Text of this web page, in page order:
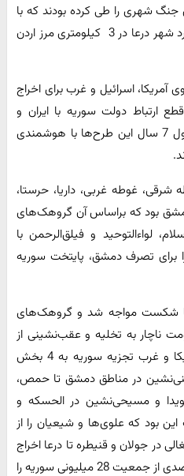
شهری را طی کرده بودند که با
آغاز بحران سوریه از طریق اردن وارد شهر درعا در 3 ‌‌ کیلومتری مرز اردن
اسرائیل و غرب برای اخراج
ارتباط دولت سوریه با ایران و
حزب‌الله تهیه شده بود که در طول 7 سال این طرح‌ها با هوشمندی
غوطه غربی، داریا، حرستا،
بود که براساس آن گروهک‌های‌
لواء‌التوحید و فیلق‌الرحمن با
برای تصرف دمشق، پایتخت سوریه
تلاش با شکست مواجه شد و گروهک‌های
ناچار به تخلیه و عقب‌نشینی از
این مناطق شدند. طرح دوم آمریکا و غرب تجزیه سوریه به 4 بخش
در مناطق دمشق تا حمص،
و مسیحی‌نشین در الحسکه و
بود که علوی‌ها و شیعیان را از
در جولان و قنیطره تا درعا اخراج
کنند تا امتداد این مجموعه 15 در‌صدی از جمعیت 28 میلیونی سوریه را